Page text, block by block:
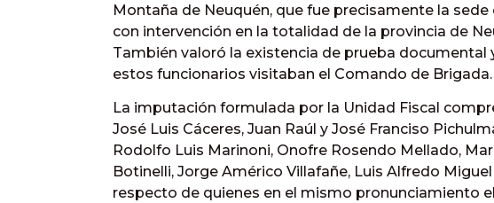
Montaña de Neuquén, que fue precisamente la
con intervención en la totalidad de la provincia de
También valoró la existencia de prueba
estos funcionarios visitaban el Comando de Brigada.
La imputación formulada por la Unidad Fiscal
José Luis Cáceres, Juan Raúl y José Franciso
Rodolfo Luis Marinoni, Onofre Rosendo Mellado,
Botinelli, Jorge Américo Villafañe, Luis Alfredo
respecto de quienes en el mismo pronunciamiento